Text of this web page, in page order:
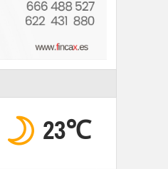
23℃